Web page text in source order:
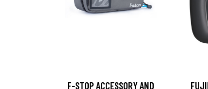
F-STOP ACCESSORY AND